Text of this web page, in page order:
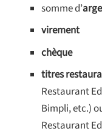
somme d’
virement
chèque
titres
Restaurant
Bimpli, etc.)
Restaurant